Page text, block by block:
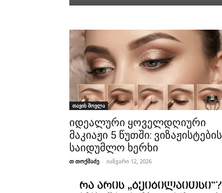
თავის მოვლა
იდეალური ყოველდღიური
მაკიაჟი 5 წუთში: ვიზაჟისტების
საიდუმლო ხერხი
თ თოქმაძე - იანვარი 12, 2026